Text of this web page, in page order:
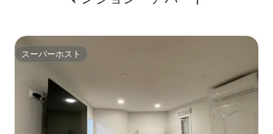
タオルも用意しています。 Wi-Fi高速イン
ターネット接続により、必要に応じてイ
ンターネット接続を維持したり、仕事を
ートには、最大限の快適さを確保するた
めに、統合されたエアコン/暖房システム
も備わっています。 赤ちゃん用ベビーベ
ッドをご希望の場合はお知らせくださ
い！少額料金で手配いたします！ 清掃料
金には、ランドリ
の洗濯と乾燥の
Luísは、Airbnb
も対応できます
Airbnbチャット
不明な点がござ
相談ください。
スーパーホスト
スーパーホスト